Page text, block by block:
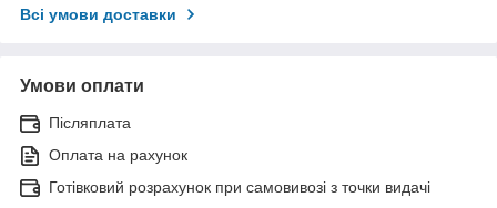
Всі умови доставки
Умови оплати
Післяплата
Оплата на рахунок
Готівковий розрахунок при самовивозі з точки видачі